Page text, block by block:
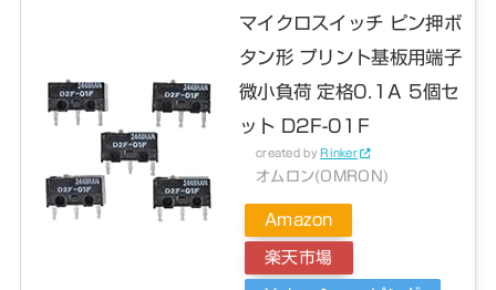
マイクロスイッチ ピン押ボ
タン形 プリント基板用端子
微小負荷 定格0.1A 5個セ
ット D2F-01F
created by Rinker
オムロン(OMRON)
Amazon
楽天市場